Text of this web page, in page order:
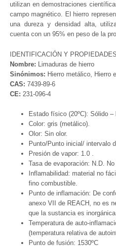
utilizan en demostraciones
campo magnético. El hierro
una dureza y densidad alta,
cuenta con un 95% en peso de la
IDENTIFICACIÓN Y PROPIEDADES
Nombre: Limaduras de hierro
Sinónimos: Hierro metálico, Hierro
CAS: 7439-89-6
CE: 231-096-4
Estado físico (20ºC): Sólido –
Color: gris (metálico).
Olor: Sin olor.
Punto/Punto inicial/ intervalo
Presión de vapor: 1.0 .
Tasa de evaporación: N.D.
Inflamabilidad: material no
fino combustible.
Punto de inflamación: De
anexo VII de REACH, no es
que la sustancia es
Temperatura de auto-
(temperatura relativa de
Punto de fusión: 1530ºC